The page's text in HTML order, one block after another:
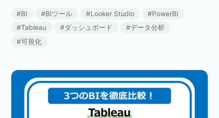
購入単価』も一緒に表示させたい」 BIツールを […]
BI BIツール Looker Studio
PowerBI
Tableau
ダッシュボード
データ分析
可視化